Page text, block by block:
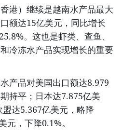
港）继续是越南水产品最大
额达15亿美元，同比增长
。这也是虾类、查鱼、
冷冻水产品实现增长的重要
产品对美国出口额达8.979
持平；日本达7.875亿美
达5.367亿美元，略降
元，下降0.1%。